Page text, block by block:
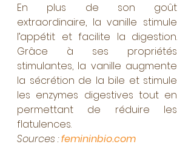
En plus de son goût
extraordinaire, la vanille stimule
l’appétit et facilite la digestion.
Grâce à ses propriétés
stimulantes, la vanille augmente
la sécrétion de la bile et stimule
les enzymes digestives tout en
permettant de réduire les
flatulences.
Sources : femininbio.com